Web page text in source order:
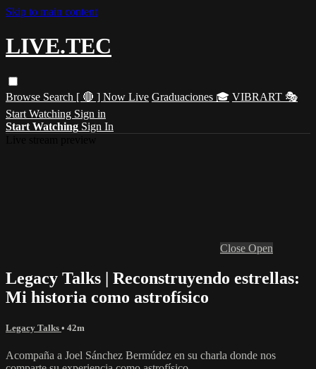
Skip to main content
LIVE.TEC
Browse Search [ 🔴 ] Now Live Graduaciones 🎓 VIBRART 🎭
Start Watching Sign in
Start Watching Sign In
Close Open
Legacy Talks | Reconstruyendo estrellas:
Mi historia como astrofísico
Legacy Talks • 42m
Acompaña a Joel Sánchez Bermúdez en su charla donde nos